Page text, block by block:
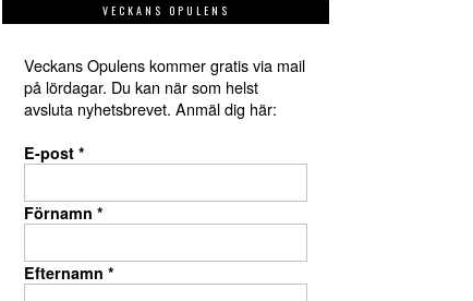
VECKANS OPULENS
Veckans Opulens kommer gratis via mail
på lördagar. Du kan när som helst
avsluta nyhetsbrevet. Anmäl dig här:
E-post *
Förnamn *
Efternamn *